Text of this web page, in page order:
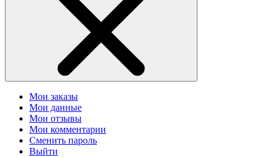
Мои заказы
Мои данные
Мои отзывы
Мои комментарии
Сменить пароль
Выйти